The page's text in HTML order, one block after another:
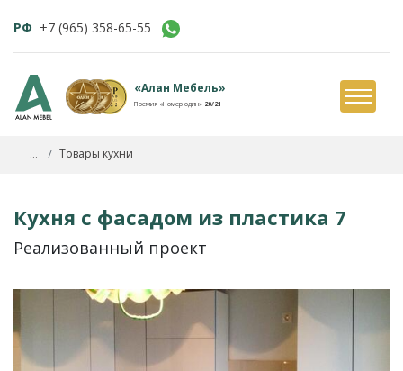
РФ +7 (965) 358-65-55
«Алан Мебель»
Премия «Номер один» 20/21
... Товары кухни
Кухня с фасадом из пластика 7
Реализованный проект